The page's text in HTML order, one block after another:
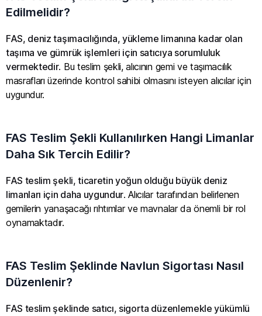
Edilmelidir?
FAS, deniz taşımacılığında, yükleme limanına kadar olan
taşıma ve gümrük işlemleri için satıcıya sorumluluk
vermektedir. Bu teslim şekli, alıcının gemi ve taşımacılık
masrafları üzerinde kontrol sahibi olmasını isteyen alıcılar için
uygundur.
FAS Teslim Şekli Kullanılırken Hangi Limanlar
Daha Sık Tercih Edilir?
FAS teslim şekli, ticaretin yoğun olduğu büyük deniz
limanları için daha uygundur. Alıcılar tarafından belirlenen
gemilerin yanaşacağı rıhtımlar ve mavnalar da önemli bir rol
oynamaktadır.
FAS Teslim Şeklinde Navlun Sigortası Nasıl
Düzenlenir?
FAS teslim şeklinde satıcı, sigorta düzenlemekle yükümlü